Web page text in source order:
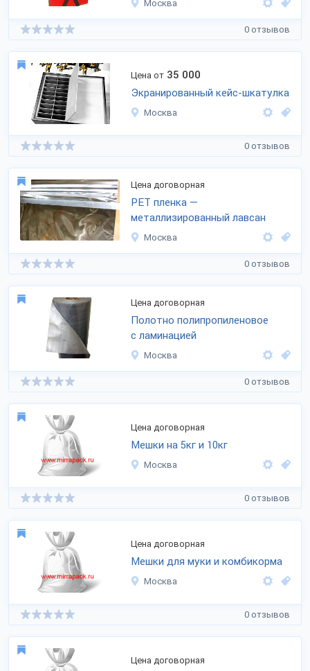
Москва
0 отзывов
Цена от 35 000
Экранированный кейс-шкатулка
Москва
0 отзывов
Цена договорная
PET пленка —
металлизированный лавсан
Москва
0 отзывов
Цена договорная
Полотно полипропиленовое
с ламинацией
Москва
0 отзывов
Цена договорная
Мешки на 5кг и 10кг
Москва
0 отзывов
Цена договорная
Мешки для муки и комбикорма
Москва
0 отзывов
Цена договорная